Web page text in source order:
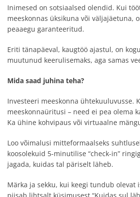
Inimesed on sotsiaalsed olendid. Kui
meeskonnas üksikuna või väljajäetuna,
peaaegu garanteeritud.
Eriti tänapäeval, kaugtöö ajastul, on
muutunud keerulisemaks, aga samas
Mida saad juhina teha?
Investeeri meeskonna ühtekuuluvusse.
meeskonnaüritusi – need ei pea olema
Ka ühine kohvipaus või virtuaalne
Loo võimalusi mitteformaalseks
koosolekuid 5-minutilise “check-in”
jagada, kuidas tal päriselt läheb.
Märka ja sekku, kui keegi tundub olevat